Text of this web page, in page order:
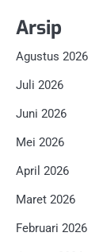
Arsip
Agustus 2026
Juli 2026
Juni 2026
Mei 2026
April 2026
Maret 2026
Februari 2026